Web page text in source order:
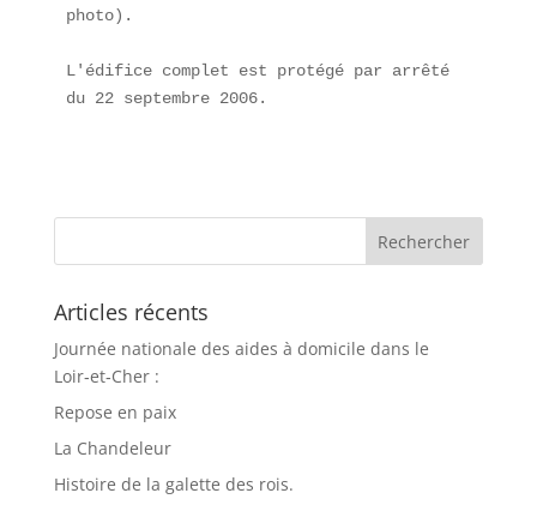
photo).
L'édifice complet est protégé par arrêté
du 22 septembre 2006.
Articles récents
Journée nationale des aides à domicile dans le
Loir‑et‑Cher :
Repose en paix
La Chandeleur
Histoire de la galette des rois.